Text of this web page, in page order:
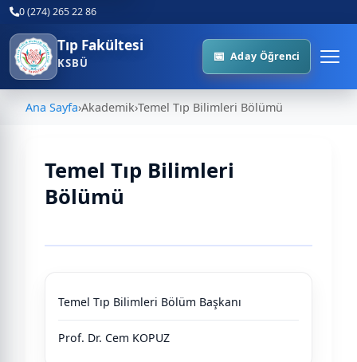
0 (274) 265 22 86
Tıp Fakültesi
KSBÜ Aday Öğrenci
Ana Sayfa›Akademik›Temel Tıp Bilimleri Bölümü
Temel Tıp Bilimleri
Bölümü
Temel Tıp Bilimleri Bölüm Başkanı
Prof. Dr. Cem KOPUZ